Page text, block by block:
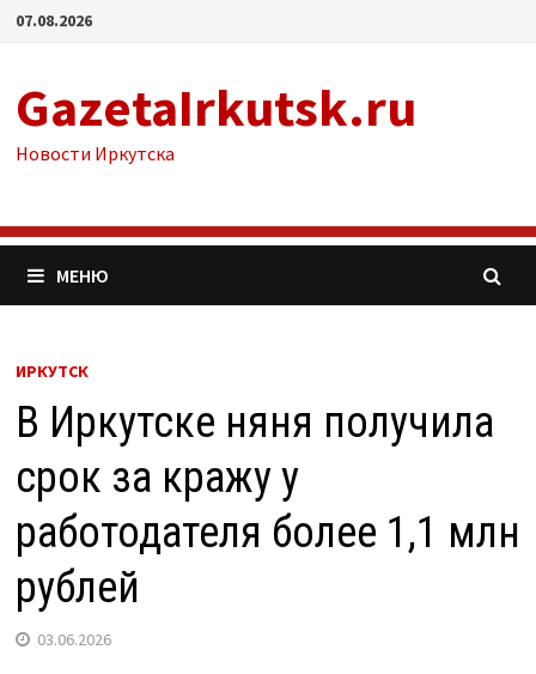
Перейти
07.08.2026
GazetaIrkutsk.ru
Новости Иркутска
МЕНЮ
ИРКУТСК
В Иркутске няня получила
срок за кражу у
работодателя более 1,1 млн
рублей
03.06.2026